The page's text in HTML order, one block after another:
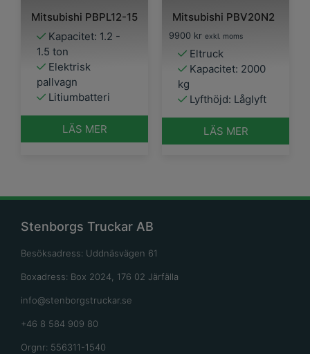
Mitsubishi PBPL12-15
Kapacitet: 1.2 -
1.5 ton
Elektrisk
pallvagn
Litiumbatteri
LÄS MER
Mitsubishi PBV20N2
9900 kr exkl. moms
Eltruck
Kapacitet: 2000
kg
Lyfthöjd: Låglyft
LÄS MER
Stenborgs Truckar AB
Besöksadress: Uddnäsvägen 61
Boxadress: Box 2024, 176 02 Järfälla
info@stenborgstruckar.se
+46 8 584 909 80
Orgnr: 556311-1540